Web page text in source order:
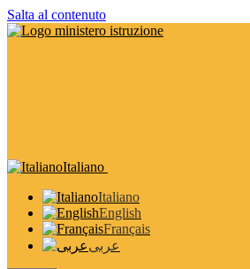
Salta al contenuto
Italiano
Italiano
English
Français
عربى